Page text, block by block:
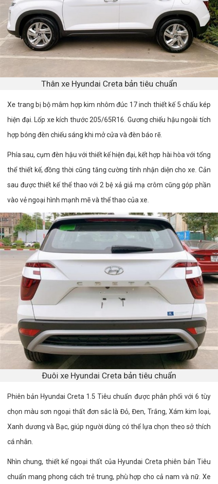
Thân xe Hyundai Creta bản tiêu chuẩn
Xe trang bị bộ mâm hợp kim nhôm đúc 17 inch thiết kế 5 chấu kép
hiện đại. Lốp xe kích thước 205/65R16. Gương chiếu hậu ngoài tích
hợp bóng đèn chiếu sáng khi mở cửa và đèn báo rẽ.
Phía sau, cụm đèn hậu với thiết kế hiện đại, kết hợp hài hòa với tổng
thể thiết kế, đồng thời cũng tăng cường tính nhận diện cho xe. Cản
sau được thiết kế thể thao với 2 bệ xả giả mạ crôm cũng góp phần
vào vẻ ngoại hình mạnh mẽ và thể thao của xe.
Đuôi xe Hyundai Creta bản tiêu chuẩn
Phiên bản Hyundai Creta 1.5 Tiêu chuẩn được phân phối với 6 tùy
chọn màu sơn ngoại thất đơn sắc là Đỏ, Đen, Trắng, Xám kim loại,
Xanh dương và Bạc, giúp người dùng có thể lựa chọn theo sở thích
cá nhân.
Nhìn chung, thiết kế ngoại thất của Hyundai Creta phiên bản Tiêu
chuẩn mang phong cách trẻ trung, phù hợp cho cả nam và nữ. Xe